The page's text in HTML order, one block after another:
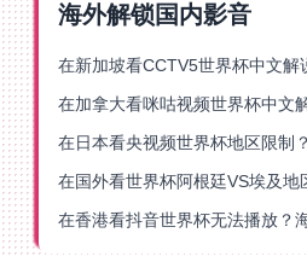
海外解锁国内影音